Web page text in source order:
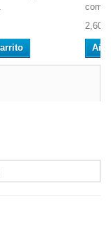
2,60 €